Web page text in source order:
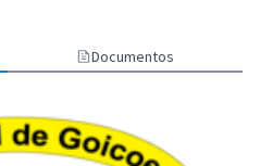
Documentos